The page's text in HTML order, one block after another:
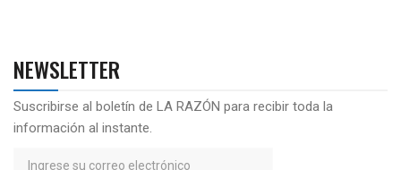
NEWSLETTER
Suscribirse al boletín de LA RAZÓN para recibir toda la
información al instante.